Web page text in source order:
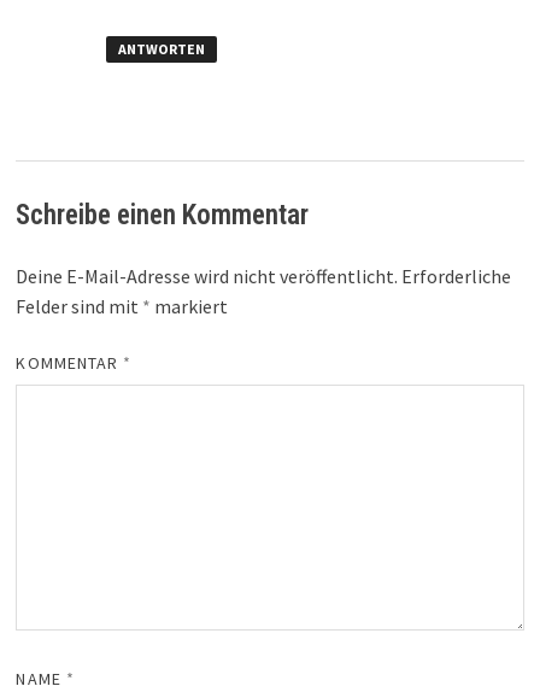
ANTWORTEN
Schreibe einen Kommentar
Deine E-Mail-Adresse wird nicht veröffentlicht. Erforderliche
Felder sind mit * markiert
KOMMENTAR *
NAME *